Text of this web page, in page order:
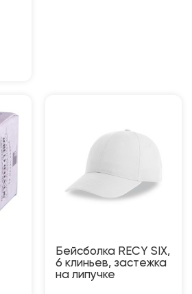
Бейсболка RECY SIX,
6 клиньев, застежка
на липучке